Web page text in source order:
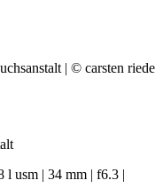
l usm | 34 mm | f6.3 |